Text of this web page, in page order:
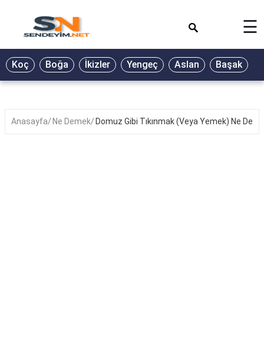
BİYOGRAFİ
GALERİ
☰
Koç Boğa İkizler Yengeç Aslan Başak
Anasayfa Ne Demek Domuz Gibi Tıkınmak (Veya Yemek) Ne